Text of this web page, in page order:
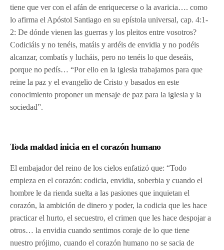
tiene que ver con el afán de enriquecerse o la avaricia…. como
lo afirma el Apóstol Santiago en su epístola universal, cap. 4:1-
2: De dónde vienen las guerras y los pleitos entre vosotros?
Codiciáis y no tenéis, matáis y ardéis de envidia y no podéis
alcanzar, combatís y lucháis, pero no tenéis lo que deseáis,
porque no pedís… “Por ello en la iglesia trabajamos para que
reine la paz y el evangelio de Cristo y basados en este
conocimiento proponer un mensaje de paz para la iglesia y la
sociedad”.
Toda maldad inicia en el corazón humano
El embajador del reino de los cielos enfatizó que: “Todo
empieza en el corazón: codicia, envidia, soberbia y cuando el
hombre le da rienda suelta a las pasiones que inquietan el
corazón, la ambición de dinero y poder, la codicia que les hace
practicar el hurto, el secuestro, el crimen que les hace despojar a
otros… la envidia cuando sentimos coraje de lo que tiene
nuestro prójimo, cuando el corazón humano no se sacia de